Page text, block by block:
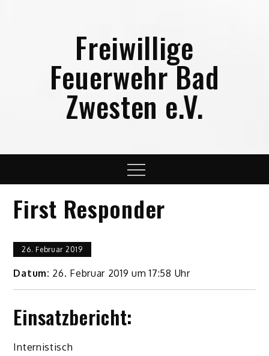
Freiwillige
Feuerwehr Bad
Zwesten e.V.
Menu
First Responder
26. Februar 2019
Datum: 26. Februar 2019 um 17:58 Uhr
Einsatzbericht:
Internistisch